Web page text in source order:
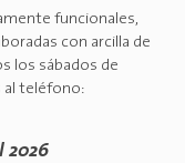
funcionales,
con arcilla de
los sábados de
al teléfono:
2026